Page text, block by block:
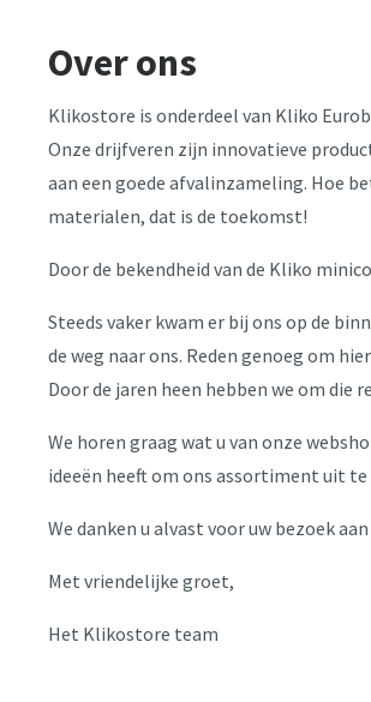
Over ons
Klikostore is onderdeel van Kliko
Onze drijfveren zijn innovatieve
aan een goede afvalinzameling. Hoe
materialen, dat is de toekomst!
Door de bekendheid van de Kliko
Steeds vaker kwam er bij ons op de
de weg naar ons. Reden genoeg om
Door de jaren heen hebben we om die
We horen graag wat u van onze
ideeën heeft om ons assortiment uit te
We danken u alvast voor uw bezoek
Met vriendelijke groet,
Het Klikostore team